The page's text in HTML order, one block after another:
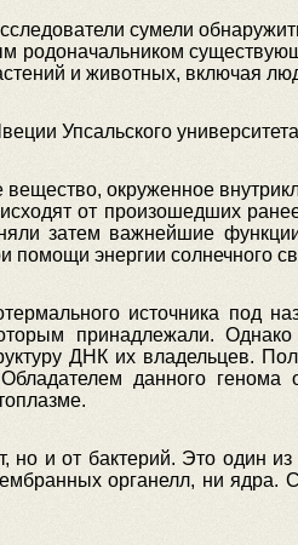
сумели
родоначальником
и животных, включая
Упсальского
окруженное
от произошедших
затем важнейшие
помощи энергии солнечного
источника под
принадлежали. Однако
ДНК их владельцев.
данного генома
но и от бактерий. Это один
органелл, ни